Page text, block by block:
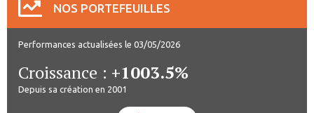
NOS PORTEFEUILLES
Performances actualisées le 03/05/2026
Croissance : +1003.5%
Depuis sa création en 2001